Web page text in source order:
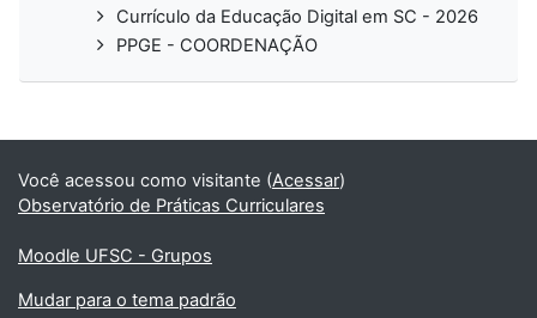
Currículo da Educação Digital em SC - 2026
PPGE - COORDENAÇÃO
Você acessou como visitante (Acessar)
Observatório de Práticas Curriculares
Moodle UFSC - Grupos
Mudar para o tema padrão